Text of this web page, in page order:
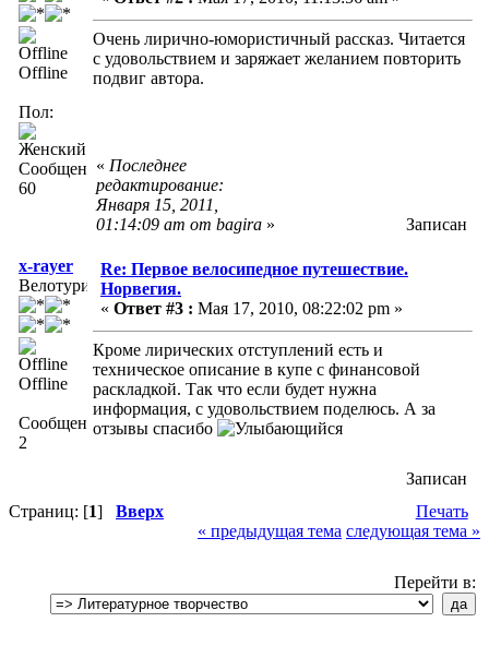
Offline
Пол:
Сообщений:
60
Очень лирично-юмористичный рассказ. Читается
с удовольствием и заряжает желанием повторить
подвиг автора.
« Последнее
редактирование:
Января 15, 2011,
01:14:09 am от bagira » Записан
x-rayer
Велотурист
Offline
Сообщений:
2
Re: Первое велосипедное путешествие.
Норвегия.
« Ответ #3 : Мая 17, 2010, 08:22:02 pm »
Кроме лирических отступлений есть и
техническое описание в купе с финансовой
раскладкой. Так что если будет нужна
информация, с удовольствием поделюсь. А за
отзывы спасибо
Записан
Страниц: [1] Вверх
Печать
« предыдущая тема следующая тема »
Перейти в: